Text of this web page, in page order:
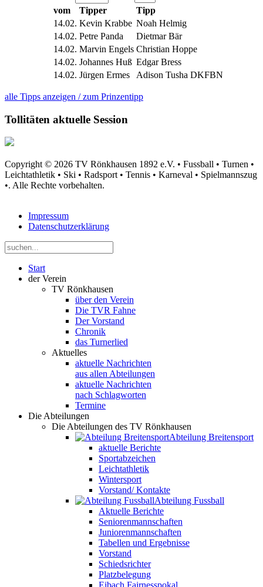
vom Tipper
Tipp
14.02. Kevin Krabbe Noah Helmig
14.02. Petre Panda
Dietmar Bär
14.02. Marvin Engels Christian Hoppe
14.02. Johannes Huß Edgar Bress
14.02. Jürgen Ermes Adison Tusha DKFBN
alle Tipps anzeigen / zum Prinzentipp
Tollitäten aktuelle Session
Copyright © 2026 TV Rönkhausen 1892 e.V. • Fussball • Turnen •
Leichtathletik • Ski • Radsport • Tennis • Karneval • Spielmannszug
•. Alle Rechte vorbehalten.
Impressum
Datenschutzerklärung
Start
der Verein
TV Rönkhausen
über den Verein
Die TVR Fahne
Der Vorstand
Chronik
das Turnerlied
Aktuelles
aktuelle Nachrichten
aus allen Abteilungen
aktuelle Nachrichten
nach Schlagworten
Termine
Die Abteilungen
Die Abteilungen des TV Rönkhausen
Abteilung Breitensport
aktuelle Berichte
Sportabzeichen
Leichtathletik
Wintersport
Vorstand/ Kontakte
Abteilung Fussball
Aktuelle Berichte
Seniorenmannschaften
Juniorenmannschaften
Tabellen und Ergebnisse
Vorstand
Schiedsrichter
Platzbelegung